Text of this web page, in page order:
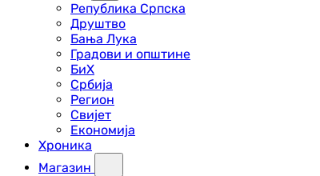
Република Српска
Друштво
Бања Лука
Градови и општине
БиХ
Србија
Регион
Свијет
Економија
Хроника
Магазин